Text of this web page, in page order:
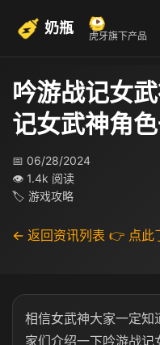
奶瓶 虎牙旗下产品
吟游战记女
记女武神角
📅 06/28/2024
👁 1.4k 阅读
🏷 游戏攻略
← 返回资讯列表 👉 点此
相信女武神大家一定知
家们介绍一下吟游战